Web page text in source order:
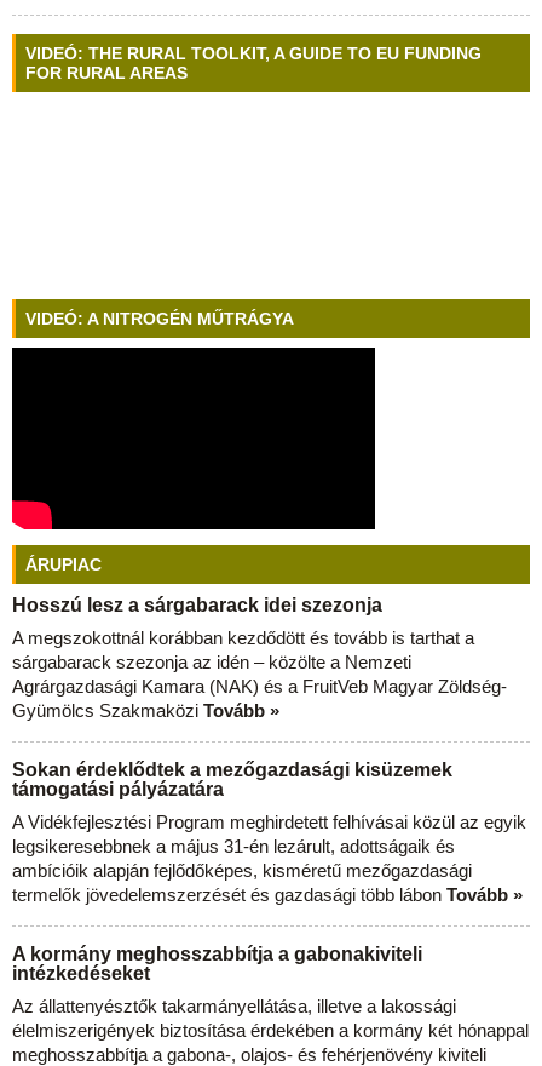
VIDEÓ: THE RURAL TOOLKIT, A GUIDE TO EU FUNDING
FOR RURAL AREAS
VIDEÓ: A NITROGÉN MŰTRÁGYA
ÁRUPIAC
Hosszú lesz a sárgabarack idei szezonja
A megszokottnál korábban kezdődött és tovább is tarthat a
sárgabarack szezonja az idén – közölte a Nemzeti
Agrárgazdasági Kamara (NAK) és a FruitVeb Magyar Zöldség-
Gyümölcs Szakmaközi Tovább »
Sokan érdeklődtek a mezőgazdasági kisüzemek
támogatási pályázatára
A Vidékfejlesztési Program meghirdetett felhívásai közül az egyik
legsikeresebbnek a május 31-én lezárult, adottságaik és
ambícióik alapján fejlődőképes, kisméretű mezőgazdasági
termelők jövedelemszerzését és gazdasági több lábon Tovább »
A kormány meghosszabbítja a gabonakiviteli
intézkedéseket
Az állattenyésztők takarmányellátása, illetve a lakossági
élelmiszerigények biztosítása érdekében a kormány két hónappal
meghosszabbítja a gabona-, olajos- és fehérjenövény kiviteli